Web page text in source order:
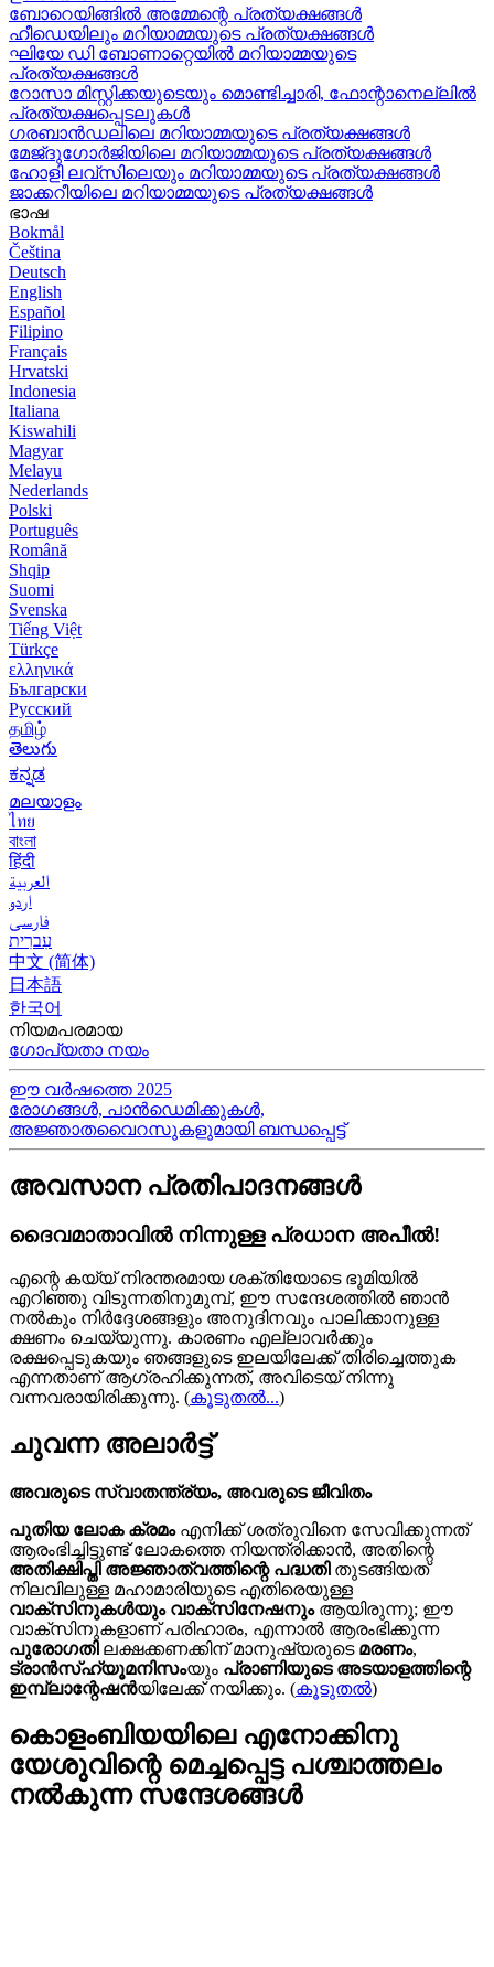
ബോറെയിങ്ങിൽ അമ്മേന്റെ പ്രത്യക്ഷങ്ങൾ
ഹീഡെയിലും മറിയാമ്മയുടെ പ്രത്യക്ഷങ്ങൾ
ഘിയേ ഡി ബോണാറ്റെയിൽ മറിയാമ്മയുടെ
പ്രത്യക്ഷങ്ങൾ
റോസാ മിസ്റ്റിക്കയുടെയും മൊണ്ടിച്ചാരി, ഫോന്റാനെല്ലിൽ
പ്രത്യക്ഷപ്പെടലുകൾ
ഗരബാൻഡലിലെ മറിയാമ്മയുടെ പ്രത്യക്ഷങ്ങൾ
മേജ്ദുഗോർജിയിലെ മറിയാമ്മയുടെ പ്രത്യക്ഷങ്ങൾ
ഹോളി ലവ്‌സിലെയും മറിയാമ്മയുടെ പ്രത്യക്ഷങ്ങൾ
ജാക്കറീയിലെ മറിയാമ്മയുടെ പ്രത്യക്ഷങ്ങൾ
ഭാഷ
Bokmål
Čeština
Deutsch
English
Español
Filipino
Français
Hrvatski
Indonesia
Italiana
Kiswahili
Magyar
Melayu
Nederlands
Polski
Português
Română
Shqip
Suomi
Svenska
Tiếng Việt
Türkçe
ελληνικά
Български
Русский
தமிழ்
తెలుగు
ಕನ್ನಡ
മലയാളം
ไทย
বাংলা
हिंदी
العربية
اردو
فارسی
עִברִית
中文 (简体)
日本語
한국어
നിയമപരമായ
ഗോപ്യതാ നയം
ഈ വർഷത്തെ 2025
രോഗങ്ങൾ, പാൻഡെമിക്കുകൾ,
അജ്ഞാതവൈറസുകളുമായി ബന്ധപ്പെട്ട്
അവസാന പ്രതിപാദനങ്ങൾ
ദൈവമാതാവിൽ നിന്നുള്ള പ്രധാന അപീൽ!
എന്റെ കയ്യ്‍ നിരന്തരമായ ശക്തിയോടെ ഭൂമിയിൽ
എറിഞ്ഞു വിടുന്നതിനുമുമ്പ്, ഈ സന്ദേശത്തിൽ ഞാൻ
നൽകും നിർദ്ദേശങ്ങളും അനുദിനവും പാലിക്കാനുള്ള
ക്ഷണം ചെയ്യുന്നു. കാരണം എല്ലാവർക്കും
രക്ഷപ്പെടുകയും ഞങ്ങളുടെ ഇലയിലേക്ക് തിരിച്ചെത്തുക
എന്നതാണ് ആഗ്രഹിക്കുന്നത്, അവിടെയ്‍ നിന്നു
വന്നവരായിരിക്കുന്നു. (കൂടുതൽ...)
ചുവന്ന അലാർട്ട്
അവരുടെ സ്വാതന്ത്ര്യം, അവരുടെ ജീവിതം
പുതിയ ലോക ക്രമംഎനിക്ക് ശത്രുവിനെ സേവിക്കുന്നത്
ആരംഭിച്ചിട്ടുണ്ട് ലോകത്തെ നിയന്ത്രിക്കാൻ, അതിന്റെ
അതിക്ഷിപ്തി അജ്ഞാത്വത്തിന്റെ പദ്ധതിതുടങ്ങിയത്
നിലവിലുള്ള മഹാമാരിയുടെ എതിരെയുള്ള
വാക്സിനുകൾയും വാക്സിനേഷനുംആയിരുന്നു; ഈ
വാക്സിനുകളാണ് പരിഹാരം, എന്നാൽ ആരംഭിക്കുന്ന
പുരോഗതിലക്ഷക്കണക്കിന് മാനുഷ്യരുടെ മരണം,
ട്രാൻസ്ഹ്യൂമനിസംയും പ്രാണിയുടെ അടയാളത്തിന്റെ
ഇമ്പ്ലാന്റേഷൻയിലേക്ക് നയിക്കും. (കൂടുതൽ)
കൊളംബിയയിലെ എനോക്കിനു
യേശുവിന്റെ മെച്ചപ്പെട്ട പശ്ചാത്തലം
നൽകുന്ന സന്ദേശങ്ങള്‍